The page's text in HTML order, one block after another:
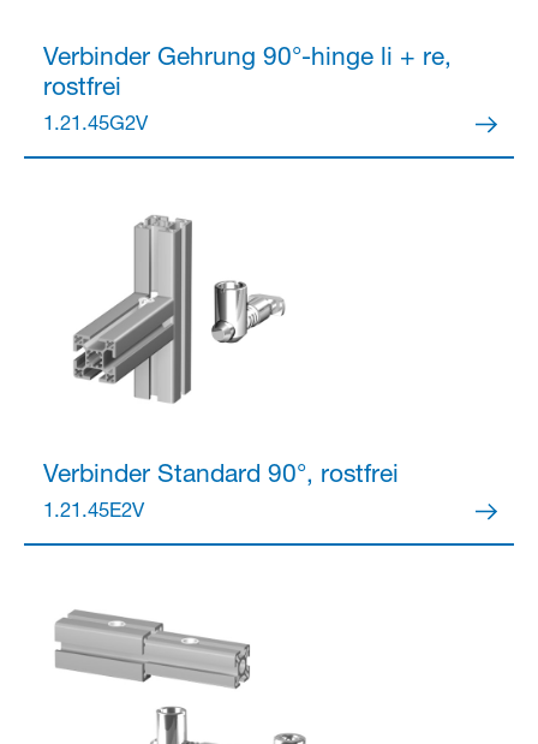
VerbinderGehrung 90°-hinge li + re,
rostfrei
1.21.45G2V
VerbinderStandard 90°, rostfrei
1.21.45E2V